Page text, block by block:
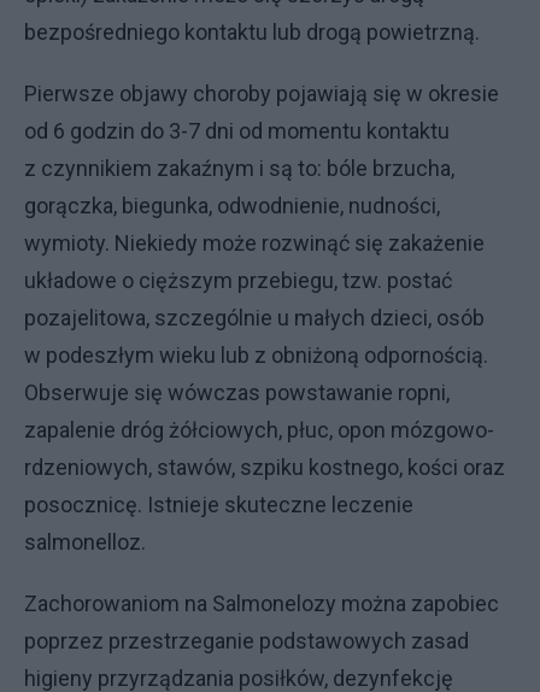
bezpośredniego kontaktu lub drogą powietrzną.
Pierwsze objawy choroby pojawiają się w okresie
od 6 godzin do 3-7 dni od momentu kontaktu
z czynnikiem zakaźnym i są to: bóle brzucha,
gorączka, biegunka, odwodnienie, nudności,
wymioty. Niekiedy może rozwinąć się zakażenie
układowe o cięższym przebiegu, tzw. postać
pozajelitowa, szczególnie u małych dzieci, osób
w podeszłym wieku lub z obniżoną odpornością.
Obserwuje się wówczas powstawanie ropni,
zapalenie dróg żółciowych, płuc, opon mózgowo-
rdzeniowych, stawów, szpiku kostnego, kości oraz
posocznicę. Istnieje skuteczne leczenie
salmonelloz.
Zachorowaniom na Salmonelozy można zapobiec
poprzez przestrzeganie podstawowych zasad
higieny przyrządzania posiłków, dezynfekcję